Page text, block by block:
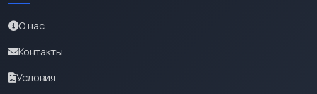
О нас
Контакты
Условия